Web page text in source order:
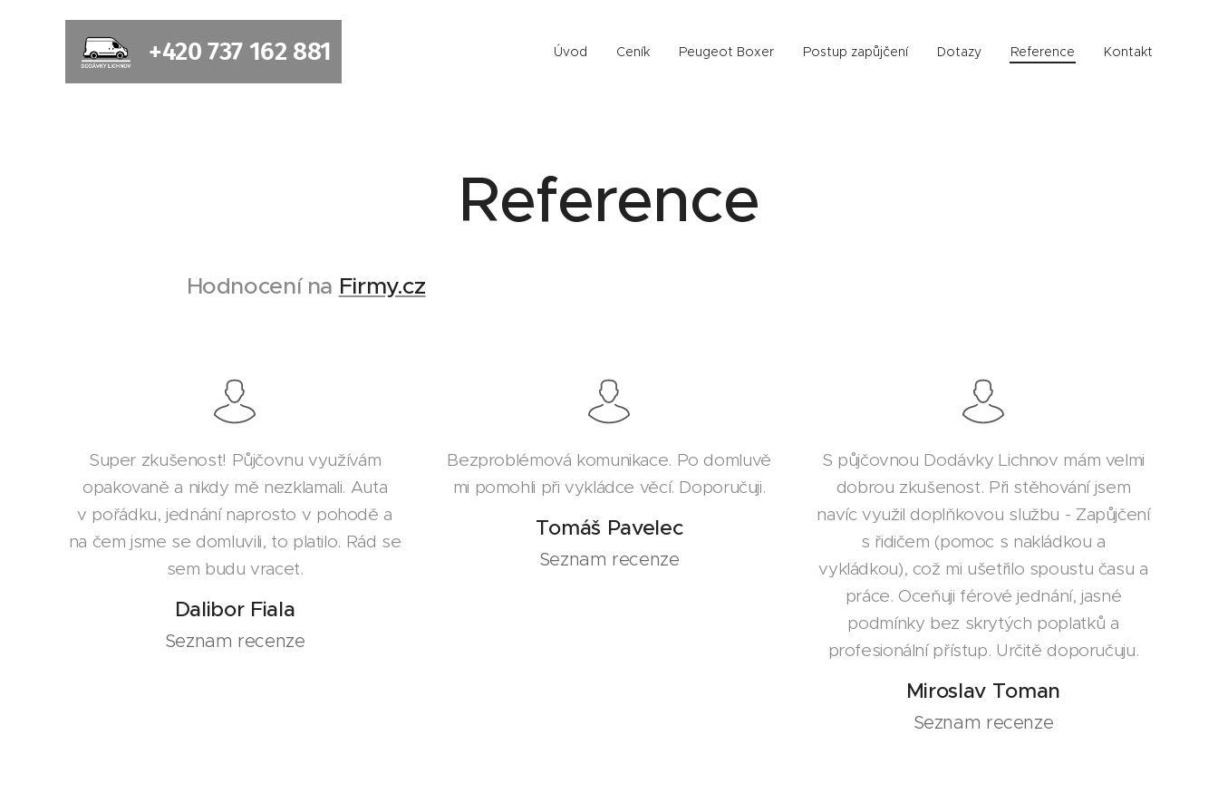
+420 737 162 881 Úvod Ceník Peugeot Boxer Postup zapůjčení Dotazy Reference Kontakt
Reference
Hodnocení na Firmy.cz
Super zkušenost! Půjčovnu využívám
opakovaně a nikdy mě nezklamali. Auta
v pořádku, jednání naprosto v pohodě a
na čem jsme se domluvili, to platilo. Rád se
sem budu vracet.
Dalibor Fiala
Seznam recenze
Bezproblémová komunikace. Po domluvě
mi pomohli při vykládce věcí. Doporučuji.
Tomáš Pavelec
Seznam recenze
S půjčovnou Dodávky Lichnov mám velmi
dobrou zkušenost. Při stěhování jsem
navíc využil doplňkovou službu - Zapůjčení
s řidičem (pomoc s nakládkou a
vykládkou), což mi ušetřilo spoustu času a
práce. Oceňuji férové jednání, jasné
podmínky bez skrytých poplatků a
profesionální přístup. Určitě doporučuju.
Miroslav Toman
Seznam recenze